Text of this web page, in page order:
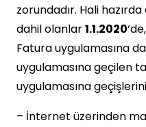
zorundadır. Hali
dahil olanlar1.1.2020
Fatura uygulamasına
uygulamasına geçilen
uygulamasına
– İnternet üzerinden